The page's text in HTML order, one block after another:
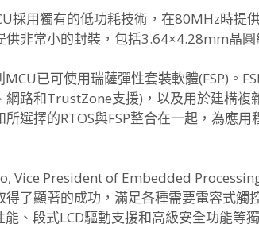
採用獨有的低功耗技術，在80MHz時提
供非常小的封裝，包括3.64×4.28mm晶圓
MCU已可使用瑞薩彈性套裝軟體(FSP)。
網路和TrustZone支援)，以及用於建構複
選擇的RTOS與FSP整合在一起， 為應用
Vice President of Embedded
了顯著的成功， 滿足各種需要電容式觸
、 段式LCD驅動支援和高級安全功能等